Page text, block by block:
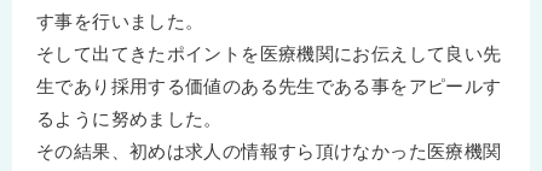
す事を行いました。
そして出てきたポイントを医療機関にお伝えして良い先
生であり採用する価値のある先生である事をアピールす
るように努めました。
その結果、初めは求人の情報すら頂けなかった医療機関